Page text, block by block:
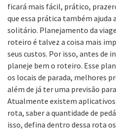
ficará mais fácil, prático,
que essa prática também
solitário. Planejamento da
roteiro é talvez a coisa mais
seus custos. Por isso, antes de
planeje bem o roteiro. Esse
os locais de parada, melhores
além de já ter uma previsão
Atualmente existem aplicativos
rota, saber a quantidade de
isso, defina dentro dessa rota